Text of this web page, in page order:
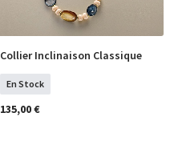
COMMANDER
Collier Inclinaison Classique
En Stock
135,00 €